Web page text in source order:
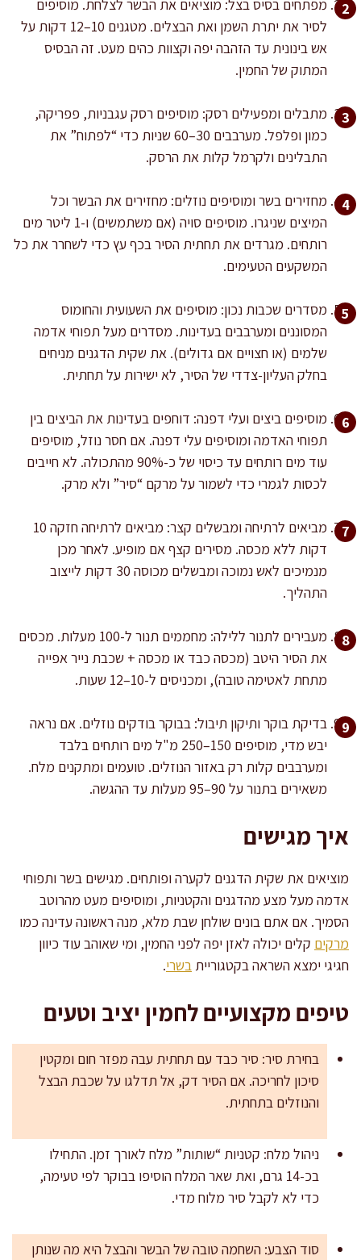
מפתחים בסיס בצל: מוציאים את הבשר לצלחת. מוסיפים
לסיר את יתרת השמן ואת הבצלים. מטגנים 10–12 דקות על
אש בינונית עד הזהבה יפה וקצוות כהים מעט. זה הבסיס
המתוק של החמין.
מתבלים ומפעילים רסק: מוסיפים רסק עגבניות, פפריקה,
כמון ופלפל. מערבבים 30–60 שניות כדי “לפתוח” את
התבלינים ולקרמל קלות את הרסק.
מחזירים בשר ומוסיפים נוזלים: מחזירים את הבשר וכל
המיצים שניגרו. מוסיפים סויה (אם משתמשים) ו-1 ליטר מים
רותחים. מגרדים את תחתית הסיר בכף עץ כדי לשחרר את כל
המשקעים הטעימים.
מסדרים שכבות נכון: מוסיפים את השעועית והחומוס
המסוננים ומערבבים בעדינות. מסדרים מעל תפוחי אדמה
שלמים (או חצויים אם גדולים). את שקית הדגנים מניחים
בחלק העליון-צדדי של הסיר, לא ישירות על תחתית.
מוסיפים ביצים ועלי דפנה: דוחפים בעדינות את הביצים בין
תפוחי האדמה ומוסיפים עלי דפנה. אם חסר נוזל, מוסיפים
עוד מים רותחים עד כיסוי של כ-90% מהתכולה. לא חייבים
לכסות לגמרי כדי לשמור על מרקם “סיר” ולא מרק.
מביאים לרתיחה ומבשלים קצר: מביאים לרתיחה חזקה 10
דקות ללא מכסה. מסירים קצף אם מופיע. לאחר מכן
מנמיכים לאש נמוכה ומבשלים מכוסה 30 דקות לייצוב
התהליך.
מעבירים לתנור ללילה: מחממים תנור ל-100 מעלות. מכסים
את הסיר היטב (מכסה כבד או מכסה + שכבת נייר אפייה
מתחת לאטימה טובה), ומכניסים ל-10–12 שעות.
בדיקת בוקר ותיקון תיבול: בבוקר בודקים נוזלים. אם נראה
יבש מדי, מוסיפים 150–250 מ"ל מים רותחים בלבד
ומערבבים קלות רק באזור הנוזלים. טועמים ומתקנים מלח.
משאירים בתנור על 90–95 מעלות עד ההגשה.
איך מגישים
מוציאים את שקית הדגנים לקערה ופותחים. מגישים בשר ותפוחי
אדמה מעל מצע מהדגנים והקטניות, ומוסיפים מעט מהרוטב
הסמיך. אם אתם בונים שולחן שבת מלא, מנה ראשונה עדינה כמו
מרקים קלים יכולה לאזן יפה לפני החמין, ומי שאוהב עוד כיוון
חגיגי ימצא השראה בקטגוריית בשרי.
טיפים מקצועיים לחמין יציב וטעים
בחירת סיר: סיר כבד עם תחתית עבה מפזר חום ומקטין
סיכון לחריכה. אם הסיר דק, אל תדלגו על שכבת הבצל
והנוזלים בתחתית.
ניהול מלח: קטניות “שותות” מלח לאורך זמן. התחילו
בכ-14 גרם, ואת שאר המלח הוסיפו בבוקר לפי טעימה,
כדי לא לקבל סיר מלוח מדי.
סוד הצבע: השחמה טובה של הבשר והבצל היא מה שנותן